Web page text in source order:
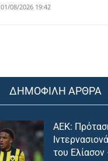
01/08/2026 19:42
ΔΗΜΟΦΙΛΗ ΑΡΘΡΑ
ΑΕΚ:
του Ελίασον